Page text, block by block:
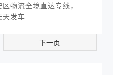
物流全境直达专线，
天发车
下一页